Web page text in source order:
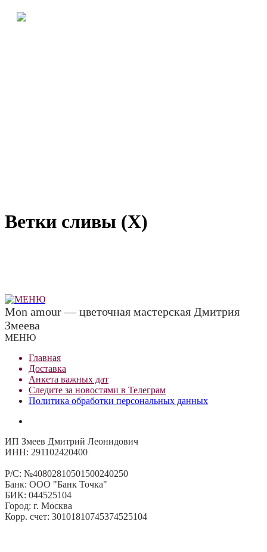
Ветки сливы (Х)
Mon amour — цветочная мастерская Дмитрия
Змеева
МЕНЮ
Главная
Доставка
Анкета важных дат
Следите за новостями в Телеграм
Политика обработки персональных данных
ИП Змеев Дмитрий Леонидович
ИНН: 291102420400
Р/С: №40802810501500240250
Банк: ООО "Банк Точка"
БИК: 044525104
Город: г. Москва
Корр. счет: 30101810745374525104